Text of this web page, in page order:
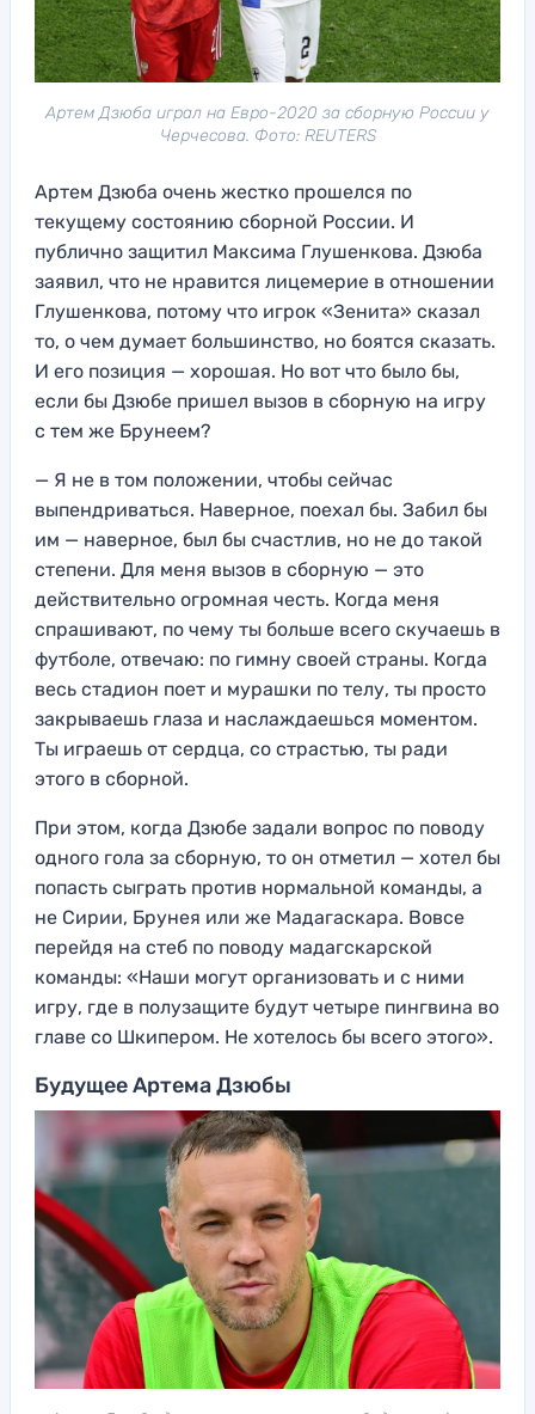
Артем Дзюба играл на Евро-2020 за сборную России у
Черчесова. Фото: REUTERS
Артем Дзюба очень жестко прошелся по
текущему состоянию сборной России. И
публично защитил Максима Глушенкова. Дзюба
заявил, что не нравится лицемерие в отношении
Глушенкова, потому что игрок «Зенита» сказал
то, о чем думает большинство, но боятся сказать.
И его позиция — хорошая. Но вот что было бы,
если бы Дзюбе пришел вызов в сборную на игру
с тем же Брунеем?
— Я не в том положении, чтобы сейчас
выпендриваться. Наверное, поехал бы. Забил бы
им — наверное, был бы счастлив, но не до такой
степени. Для меня вызов в сборную — это
действительно огромная честь. Когда меня
спрашивают, по чему ты больше всего скучаешь в
футболе, отвечаю: по гимну своей страны. Когда
весь стадион поет и мурашки по телу, ты просто
закрываешь глаза и наслаждаешься моментом.
Ты играешь от сердца, со страстью, ты ради
этого в сборной.
При этом, когда Дзюбе задали вопрос по поводу
одного гола за сборную, то он отметил — хотел бы
попасть сыграть против нормальной команды, а
не Сирии, Брунея или же Мадагаскара. Вовсе
перейдя на стеб по поводу мадагскарской
команды: «Наши могут организовать и с ними
игру, где в полузащите будут четыре пингвина во
главе со Шкипером. Не хотелось бы всего этого».
Будущее Артема Дзюбы